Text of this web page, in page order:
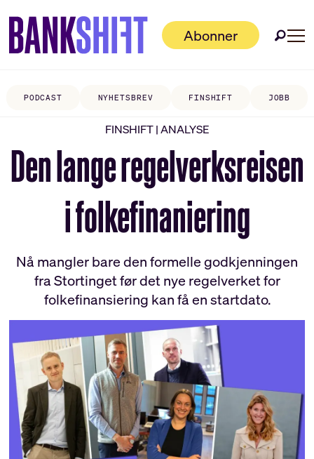
Abonner
PODCAST NYHETSBREV FINSHIFT JOBB
FINSHIFT | ANALYSE
Den lange regelverksreisen
i folkefinaniering
Nå mangler bare den formelle godkjenningen
fra Stortinget før det nye regelverket for
folkefinansiering kan få en startdato.